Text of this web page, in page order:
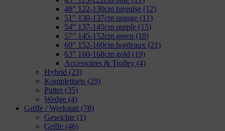
48" 122-130cm turquise (12)
51" 130-137cm orange (11)
54" 137-145cm purple (15)
57" 145-152cm green (18)
60" 152-160cm bordeaux (21)
63" 160-168cm gold (19)
Accessoires & Trolley (4)
Hybrid (23)
Komplettsets (29)
Putter (35)
Wedge (4)
Griffe / Werkstatt (78)
Gewichte (1)
Griffe (46)